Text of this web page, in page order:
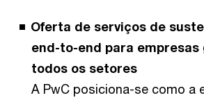
Oferta de serviços de
end-to-end para empresas
todos os setores
A PwC posiciona-se como a